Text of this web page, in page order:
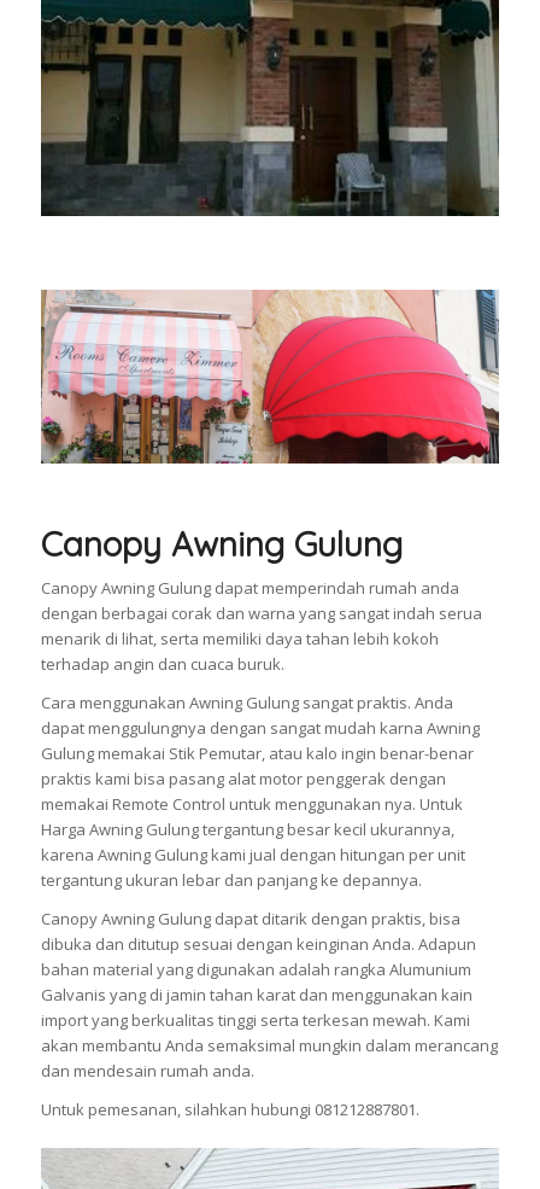
Canopy Awning Gulung
Canopy Awning Gulung dapat memperindah rumah anda
dengan berbagai corak dan warna yang sangat indah serua
menarik di lihat, serta memiliki daya tahan lebih kokoh
terhadap angin dan cuaca buruk.
Cara menggunakan Awning Gulung sangat praktis. Anda
dapat menggulungnya dengan sangat mudah karna Awning
Gulung memakai Stik Pemutar, atau kalo ingin benar-benar
praktis kami bisa pasang alat motor penggerak dengan
memakai Remote Control untuk menggunakan nya. Untuk
Harga Awning Gulung tergantung besar kecil ukurannya,
karena Awning Gulung kami jual dengan hitungan per unit
tergantung ukuran lebar dan panjang ke depannya.
Canopy Awning Gulung dapat ditarik dengan praktis, bisa
dibuka dan ditutup sesuai dengan keinginan Anda. Adapun
bahan material yang digunakan adalah rangka Alumunium
Galvanis yang di jamin tahan karat dan menggunakan kain
import yang berkualitas tinggi serta terkesan mewah. Kami
akan membantu Anda semaksimal mungkin dalam merancang
dan mendesain rumah anda.
Untuk pemesanan, silahkan hubungi 081212887801.